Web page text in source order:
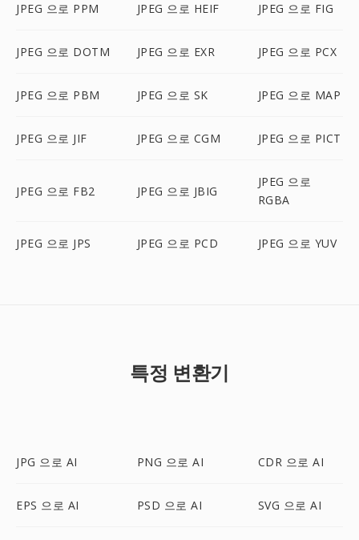
JPEG 으로 PPM JPEG 으로 HEIF JPEG 으로 FIG
JPEG 으로 DOTM JPEG 으로 EXR JPEG 으로 PCX
JPEG 으로 PBM JPEG 으로 SK JPEG 으로 MAP
JPEG 으로 JIF JPEG 으로 CGM JPEG 으로 PICT
JPEG 으로 FB2 JPEG 으로 JBIG
JPEG 으로
RGBA
JPEG 으로 JPS JPEG 으로 PCD JPEG 으로 YUV
특정 변환기
JPG 으로 AI PNG 으로 AI CDR 으로 AI
EPS 으로 AI PSD 으로 AI SVG 으로 AI